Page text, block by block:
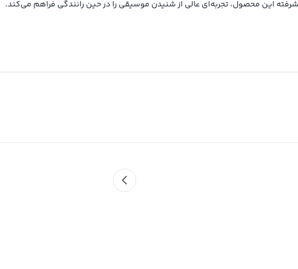
این محصول، تجربه‌ای عالی از شنیدن موسیقی را در حین رانندگی فراهم می‌کند.